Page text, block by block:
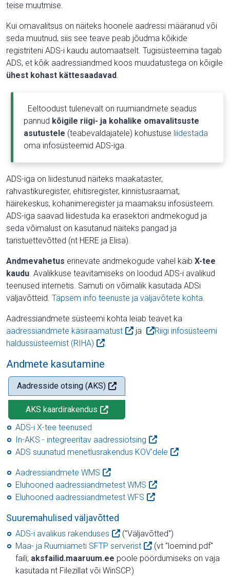
teise muutmise.
Kui omavalitsus on näiteks hoonele aadressi määranud või
seda muutnud, siis see teave peab jõudma kõikide
registriteni ADS-i kaudu automaatselt. Tugisüsteemina tagab
ADS, et kõik aadressiandmed koos muudatustega on kõigile
ühest kohast kättesaadavad.
Eeltoodust tulenevalt on ruumiandmete seadus
pannud kõigile riigi- ja kohalike omavalitsuste
asutustele (teabevaldajatele) kohustuse liidestada
oma infosüsteemid ADS-iga.
ADS-iga on liidestunud näiteks maakataster,
rahvastikuregister, ehitisregister, kinnistusraamat,
häirekeskus, kohanimeregister ja maamaksu infosüsteem.
ADS-iga saavad liidestuda ka erasektori andmekogud ja
seda võimalust on kasutanud näiteks pangad ja
taristuettevõtted (nt HERE ja Elisa).
Andmevahetus erinevate andmekogude vahel käib X-tee
kaudu. Avalikkuse teavitamiseks on loodud ADS-i avalikud
teenused internetis. Samuti on võimalik kasutada ADSi
väljavõtteid. Täpsem info teenuste ja väljavõtete kohta.
Aadressiandmete süsteemi kohta leiab teavet ka
aadressiandmete käsiraamatust
ja
Riigi infosüsteemi
haldussüsteemist (RIHA)
.
Andmete kasutamine
Aadresside otsing (AKS)
AKS kaardirakendus
ADS-i X-tee teenused
In-AKS - integreeritav aadressiotsing
ADS suunatud menetlusrakendus KOV'dele
Aadressiandmete WMS
Eluhooned aadressiandmetest WMS
Eluhooned aadressiandmetest WFS
Suuremahulised väljavõtted
ADS-i avalikus rakenduses
("Väljavõtted")
Maa- ja Ruumiameti SFTP serverist
(vt "loemind.pdf"
faili; aksfailid.maaruum.ee poole pöördumiseks on vaja
kasutada nt Filezillat või WinSCP.)